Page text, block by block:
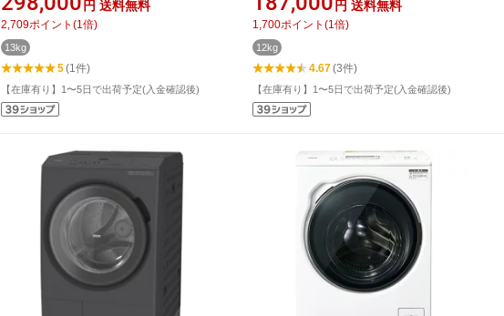
7.0kg /左開き /ヒートポンプ乾燥]
円 送料無料
2,709ポイント (1 倍)
13kg
5(1件)
【在庫有り】1〜5日で出荷予定(入金確認後)
W [洗濯12.0kg /乾燥6.0kg /左開き /ヒ
ートポンプ乾燥]【無料延長保証】
円 送料無料
1,700ポイント (1 倍)
12kg
4.67(3件)
【在庫有り】1〜5日で出荷予定(入金確認後)